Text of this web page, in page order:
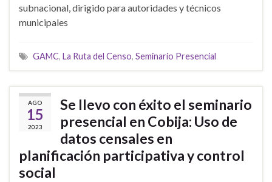
subnacional, dirigido para autoridades y técnicos
municipales
GAMC, La Ruta del Censo, Seminario Presencial
AGO
15
2023
Se llevo con éxito el seminario
presencial en Cobija: Uso de
datos censales en
planificación participativa y control
social